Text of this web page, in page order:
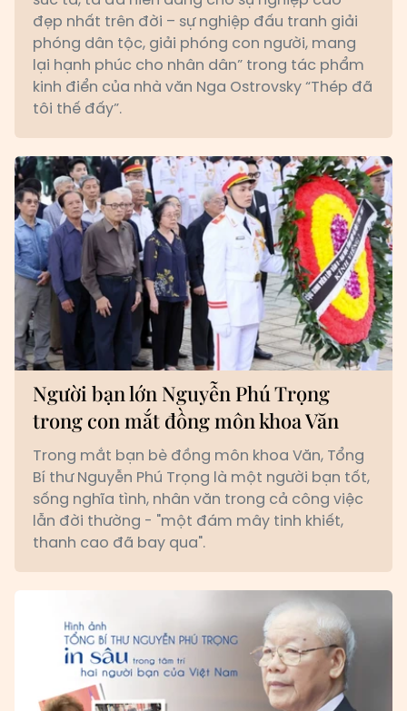
đẹp nhất trên đời – sự nghiệp đấu tranh giải
phóng dân tộc, giải phóng con người, mang
lại hạnh phúc cho nhân dân” trong tác phẩm
kinh điển của nhà văn Nga Ostrovsky “Thép đã
tôi thế đấy”.
Người bạn lớn Nguyễn Phú Trọng
trong con mắt đồng môn khoa Văn
Trong mắt bạn bè đồng môn khoa Văn, Tổng
Bí thư Nguyễn Phú Trọng là một người bạn tốt,
sống nghĩa tình, nhân văn trong cả công việc
lẫn đời thường - "một đám mây tinh khiết,
thanh cao đã bay qua".